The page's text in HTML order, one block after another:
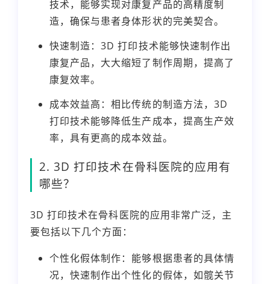
技术，能够实现对康复产品的高精度制
造，确保与患者身体形状的完美契合。
快速制造：3D 打印技术能够快速制作出
康复产品，大大缩短了制作周期，提高了
康复效率。
成本效益高：相比传统的制造方法，3D
打印技术能够降低生产成本，提高生产效
率，具有更高的成本效益。
2. 3D 打印技术在骨科医院的应用有
哪些？
3D 打印技术在骨科医院的应用非常广泛，主
要包括以下几个方面：
个性化假体制作：能够根据患者的具体情
况，快速制作出个性化的假体，如髋关节